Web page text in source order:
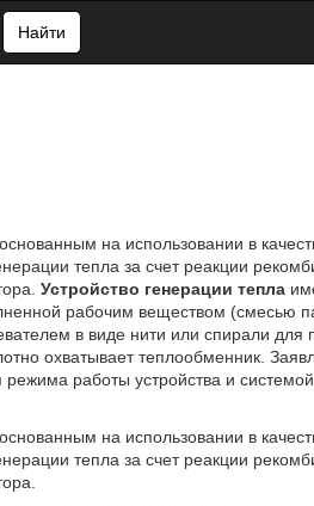
Найти
на использовании в
тепла за счет реакции
Устройство генерации тепла
рабочим веществом (смесью
в виде нити или спирали для
охватывает теплообменник.
работы устройства и
на использовании в
тепла за счет реакции